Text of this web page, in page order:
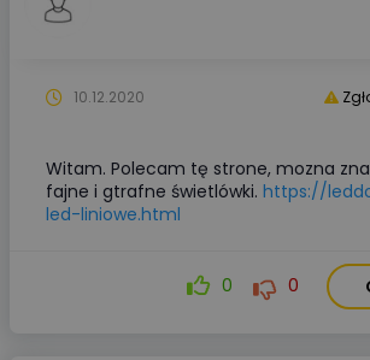
10.12.2020
Witam. Polecam tę strone, mozna
fajne i gtrafne świetlówki. https://
led-liniowe.html
0 0